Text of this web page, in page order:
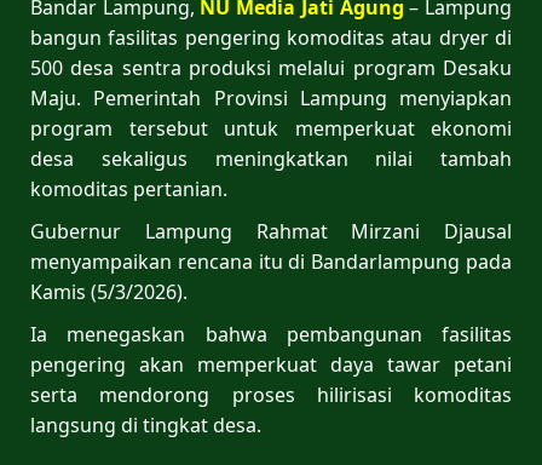
Bandar Lampung, NU Media Jati Agung – Lampung
bangun fasilitas pengering komoditas atau dryer di
500 desa sentra produksi melalui program Desaku
Maju. Pemerintah Provinsi Lampung menyiapkan
program tersebut untuk memperkuat ekonomi
desa sekaligus meningkatkan nilai tambah
komoditas pertanian.
Gubernur Lampung Rahmat Mirzani Djausal
menyampaikan rencana itu di Bandarlampung pada
Kamis (5/3/2026).
Ia menegaskan bahwa pembangunan fasilitas
pengering akan memperkuat daya tawar petani
serta mendorong proses hilirisasi komoditas
langsung di tingkat desa.